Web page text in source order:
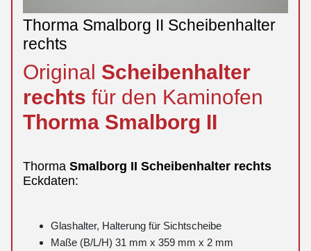
Thorma Smalborg II Scheibenhalter
rechts
Original Scheibenhalter
rechts für den Kaminofen
Thorma Smalborg II
Thorma Smalborg II Scheibenhalter rechts
Eckdaten:
Glashalter, Halterung für Sichtscheibe
Maße (B/L/H) 31 mm x 359 mm x 2 mm